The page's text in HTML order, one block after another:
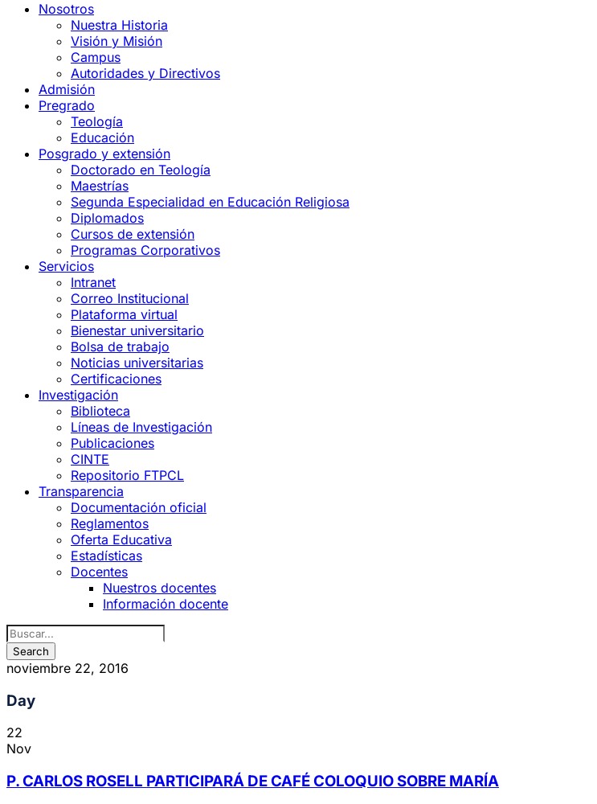
Nosotros
Nuestra Historia
Visión y Misión
Campus
Autoridades y Directivos
Admisión
Pregrado
Teología
Educación
Posgrado y extensión
Doctorado en Teología
Maestrías
Segunda Especialidad en Educación Religiosa
Diplomados
Cursos de extensión
Programas Corporativos
Servicios
Intranet
Correo Institucional
Plataforma virtual
Bienestar universitario
Bolsa de trabajo
Noticias universitarias
Certificaciones
Investigación
Biblioteca
Líneas de Investigación
Publicaciones
CINTE
Repositorio FTPCL
Transparencia
Documentación oficial
Reglamentos
Oferta Educativa
Estadísticas
Docentes
Nuestros docentes
Información docente
noviembre 22, 2016
Day
22
Nov
P. CARLOS ROSELL PARTICIPARÁ DE CAFÉ COLOQUIO SOBRE MARÍA